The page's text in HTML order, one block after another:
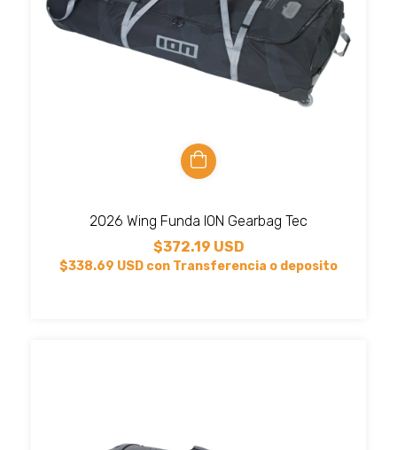
2026 Wing Funda ION Gearbag Tec
$372.19 USD
$338.69 USD con Transferencia o deposito